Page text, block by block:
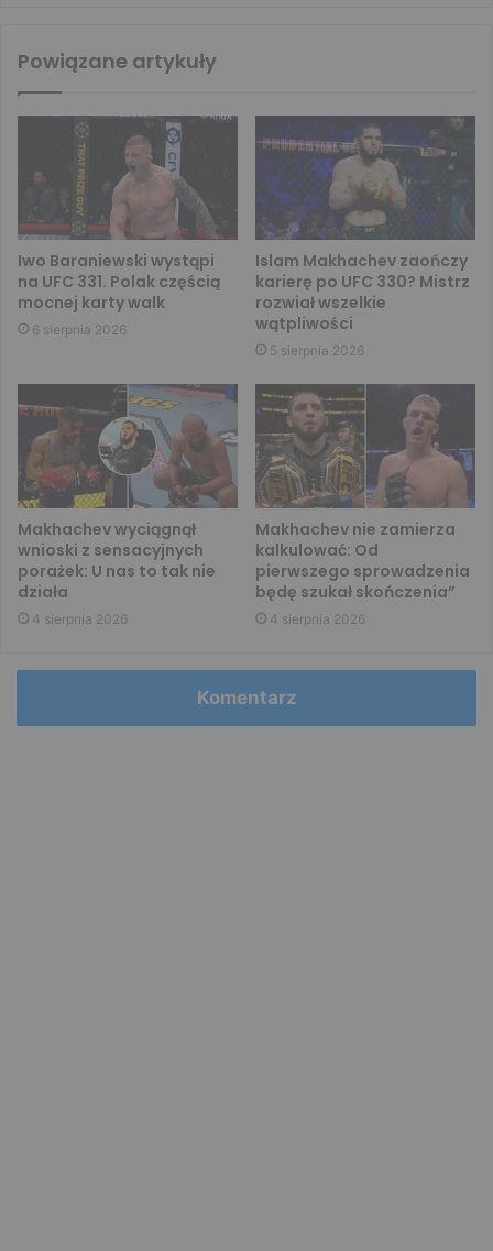
Powiązane artykuły
Iwo Baraniewski wystąpi
na UFC 331. Polak częścią
mocnej karty walk
6 sierpnia 2026
Islam Makhachev zaończy
karierę po UFC 330? Mistrz
rozwiał wszelkie
wątpliwości
5 sierpnia 2026
Makhachev wyciągnął
wnioski z sensacyjnych
porażek: U nas to tak nie
działa
4 sierpnia 2026
Makhachev nie zamierza
kalkulować: Od
pierwszego sprowadzenia
będę szukał skończenia”
4 sierpnia 2026
Komentarz